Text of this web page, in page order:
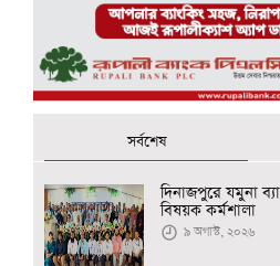
সর্বশেষ
দিনাজপুরে যমুনা
বিষয়ক কর্মশালা
৯ অগাস্ট, ২০২৬